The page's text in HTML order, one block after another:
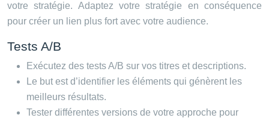
votre stratégie. Adaptez votre stratégie en conséquence
pour créer un lien plus fort avec votre audience.
Tests A/B
Exécutez des tests A/B sur vos titres et descriptions.
Le but est d’identifier les éléments qui génèrent les
meilleurs résultats.
Tester différentes versions de votre approche pour